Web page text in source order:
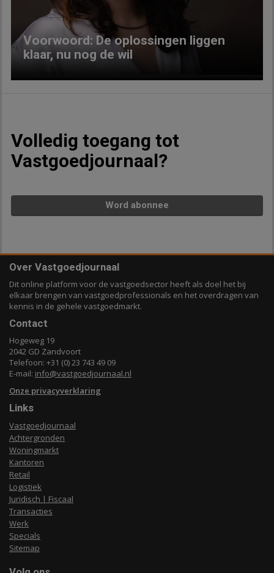
Voorwoord: De oplossingen liggen
klaar, nu nog de wil
Volledig toegang tot
Vastgoedjournaal?
Word abonnee
Over Vastgoedjournaal
Dit online platform voor de vastgoedsector heeft als doel het bij
elkaar brengen van vastgoedprofessionals en het overdragen van
kennis in de gehele vastgoedmarkt.
Contact
Hogeweg 19
2042 GD Zandvoort
Telefoon: +31 (0) 23 743 49 09
E-mail: info@vastgoedjournaal.nl
Onze privacyverklaring
Links
Vastgoedjournaal
Achtergronden
Woningmarkt
Kantoren
Retail
Logistiek
Juridisch | Fiscaal
Transacties
Werk
Specials
Sitemap